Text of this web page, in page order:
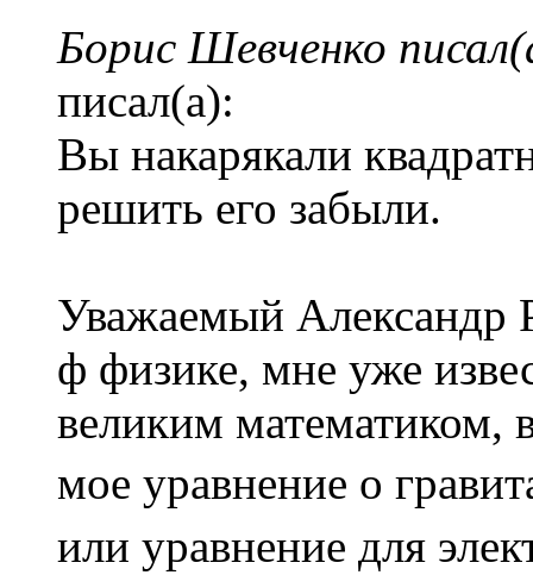
Борис Шевченко
писал(а):
Вы накарякали
решить его забыли.
Уважаемый Александр
ф физике, мне уже
великим математиком,
мое уравнение о
или уравнение для